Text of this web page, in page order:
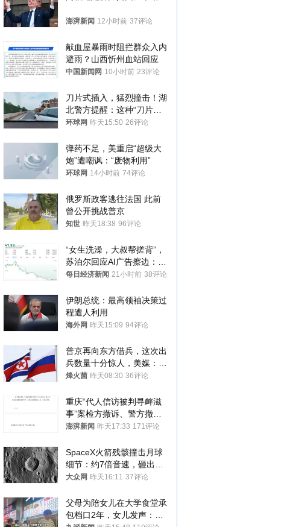
澎湃新闻 12小时前 37评论
献血屋暴雨时阻拦群众入内
避雨？山西忻州血站回应
中国新闻网 10小时前 23评论
刀片式插入，猛烈撞击！湖
北警方提醒：这种“刀片超
车”，太危险了
环球网 昨天15:50 26评论
弹药不足，美重启“超级大
炮”遭嘲讽：“废物利用”
环球网 14小时前 74评论
俄罗斯政客逃往法国 此前
曾公开挑战普京
知世 昨天18:38 96评论
“女生洗澡，大叔帮搓背”，
苏泊尔回应AI广告擦边：视
频全下架，已强化内容管理
每日经济新闻 21小时前 38评论
伊朗总统：最高领袖决策过
程遭人利用
海外网 昨天15:09 94评论
普京再向东方借兵，这次出
兵数量十分惊人，美媒：俄
朝要动真格？
烽火菌 昨天08:30 36评论
重庆“代人信访被判寻衅滋
事”案检方撤诉、警方撤
案，两被告人获国赔
澎湃新闻 昨天17:33 171评论
SpaceX火箭残骸撞击月球
细节：约7倍音速，砸出直
径约30米撞击坑
大众网 昨天16:11 37评论
父母为陪女儿在大学食堂承
包档口2年，女儿发声：初